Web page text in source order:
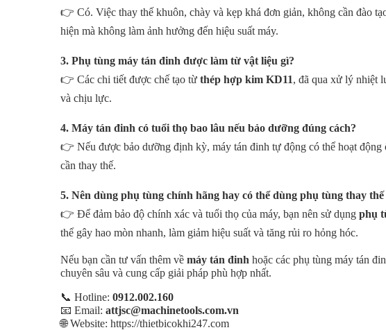
👉 Có. Việc thay thế khuôn, chày và kẹp khá đơn giản, không cần đào
hiện mà không làm ảnh hưởng đến hiệu suất máy.
3. Phụ tùng máy tán đinh được làm từ vật liệu gì?
👉 Các chi tiết được chế tạo từ thép hợp kim KD11, đã qua xử lý nhiệt
và chịu lực.
4. Máy tán đinh có tuổi thọ bao lâu nếu bảo dưỡng đúng cách?
👉 Nếu được bảo dưỡng định kỳ, máy tán đinh tự động có thể hoạt động
cần thay thế.
5. Nên dùng phụ tùng chính hãng hay có thể dùng phụ tùng thay thế
👉 Để đảm bảo độ chính xác và tuổi thọ của máy, bạn nên sử dụng phụ
thể gây hao mòn nhanh, làm giảm hiệu suất và tăng rủi ro hỏng hóc.
Nếu bạn cần tư vấn thêm về máy tán đinh hoặc các phụ tùng máy tán
chuyên sâu và cung cấp giải pháp phù hợp nhất.
📞 Hotline: 0912.002.160
📧 Email: attjsc@machinetools.com.vn
🌐 Website: https://thietbicokhi247.com